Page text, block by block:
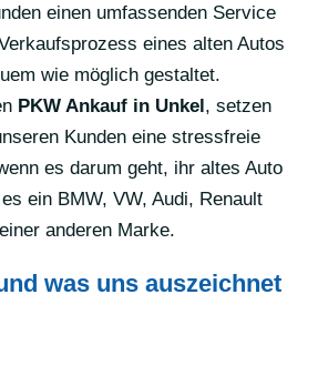
einen umfassenden Service
eines alten Autos
wie möglich gestaltet.
PKW Ankauf in Unkel, setzen
Kunden eine stressfreie
es darum geht, ihr altes Auto
ein BMW, VW, Audi, Renault
anderen Marke.
was uns auszeichnet